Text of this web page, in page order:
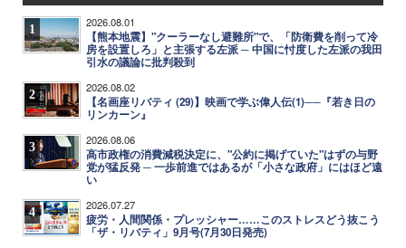
1 2026.08.01
【熊本地震】"クーラーなし避難所"で、「防衛費を削って冷
房を設置しろ」と主張する左派 ─ 中国に忖度した左派の我田
引水の議論に批判殺到
2 2026.08.02
【名画座リバティ (29)】映画で学ぶ偉人伝(1)──『若き日の
リンカーン』
3 2026.08.06
高市政権の消費減税決定に、"公約に掲げていた"はずの与野
党が猛反発 ─ 一歩前進ではあるが「小さな政府」にはほど遠
い
4 2026.07.27
疲労・人間関係・プレッシャー……このストレスどう抜こう
「ザ・リバティ」9月号(7月30日発売)